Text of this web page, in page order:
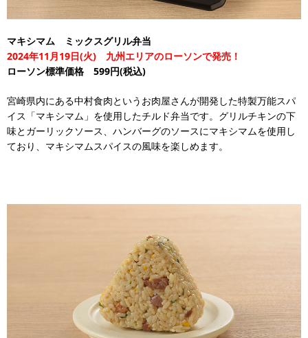
マキシマム ミックスグリル弁当
2024年11月19日(火) 九州エリアのローソンで発売！
ローソン標準価格 599円(税込)
宮崎県内にある中村食肉というお肉屋さんが開発した特製万能スパ
イス「マキシマム」を使用したチルド弁当です。グリルチキンの下
味とガーリックソース、ハンバーグのソースにマキシマムを使用し
ており、マキシマムスパイスの風味を楽しめます。